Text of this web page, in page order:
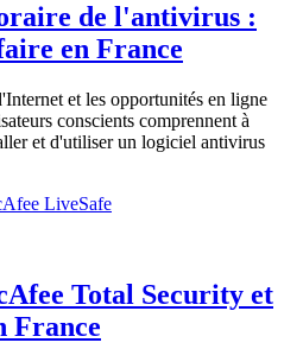
de l'antivirus :
en France
et les opportunités en ligne
conscients comprennent à
et d'utiliser un logiciel antivirus
Total Security et
France